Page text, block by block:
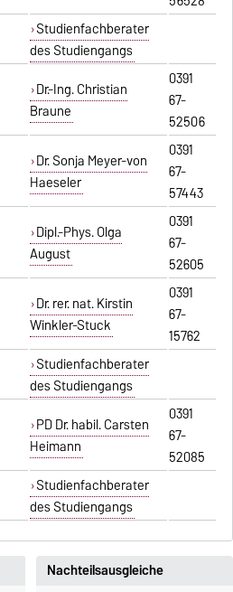
Studienfachberater
des Studiengangs
Dr.-Ing. Christian
Braune
0391
67-
52506
Dr. Sonja Meyer-von
Haeseler
0391
67-
57443
Dipl.-Phys. Olga
August
0391
67-
52605
Dr. rer. nat. Kirstin
Winkler-Stuck
0391
67-
15762
Studienfachberater
des Studiengangs
PD Dr. habil. Carsten
Heimann
0391
67-
52085
Studienfachberater
des Studiengangs
Nachteilsausgleiche